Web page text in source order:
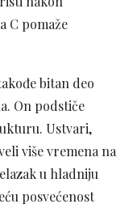
C pomaže
bitan deo
On podstiče
Ustvari,
više vremena na
u hladniju
posvećenost